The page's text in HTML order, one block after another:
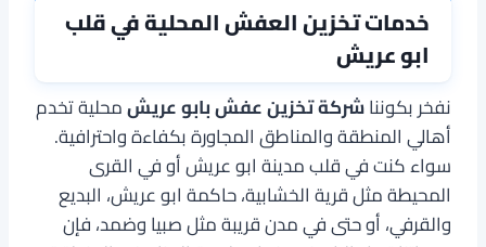
خدمات تخزين العفش المحلية في قلب
ابو عريش
نفخر بكونناشركة تخزين عفش بابو عريشمحلية تخدم
أهالي المنطقة والمناطق المجاورة بكفاءة واحترافية.
سواء كنت في قلب مدينة ابو عريش أو في القرى
المحيطة مثل قرية الخشابية، حاكمة ابو عريش، البديع
والقرفي، أو حتى في مدن قريبة مثل صبيا وضمد، فإن